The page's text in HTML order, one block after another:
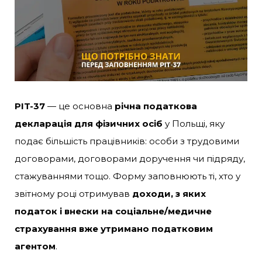
PIT-37 — це основна річна податкова
декларація для фізичних осіб у Польщі, яку
подає більшість працівників: особи з трудовими
договорами, договорами доручення чи підряду,
стажуваннями тощо. Форму заповнюють ті, хто у
звітному році отримував доходи, з яких
податок і внески на соціальне/медичне
страхування вже утримано податковим
агентом.